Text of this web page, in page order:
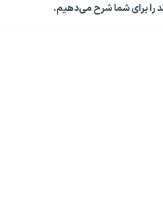
را برای شما شرح می‌دهیم.